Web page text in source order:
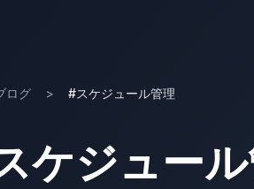
ップ
ログ > #スケジュール管理
ケジュー